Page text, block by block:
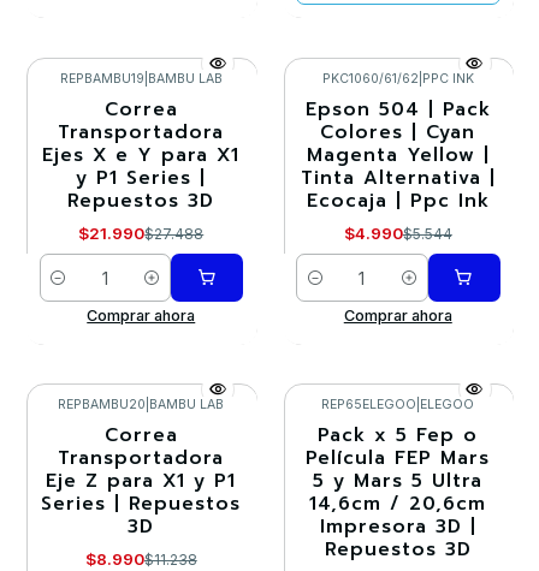
REPBAMBU19 BAMBU LAB
Correa
Transportadora
Ejes X e Y para X1
y P1 Series |
Repuestos 3D
$21.990$27.488
Cantidad
Comprar ahora
-10%
PKC1060/61/62 PPC INK
Epson 504 | Pack
Colores | Cyan
Magenta Yellow |
Tinta Alternativa |
Ecocaja | Ppc Ink
$4.990$5.544
Cantidad
Comprar ahora
REPBAMBU20 BAMBU LAB
Correa
Transportadora
Eje Z para X1 y P1
Series | Repuestos
3D
$8.990$11.238
-20%
REP65ELEGOO ELEGOO
Pack x 5 Fep o
Película FEP Mars
5 y Mars 5 Ultra
14,6cm / 20,6cm
Impresora 3D |
Repuestos 3D